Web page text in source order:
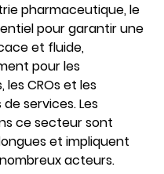
pharmaceutique, le
pour garantir une
et fluide,
pour les
les CROs et les
services. Les
ce secteur sont
et impliquent
acteurs.